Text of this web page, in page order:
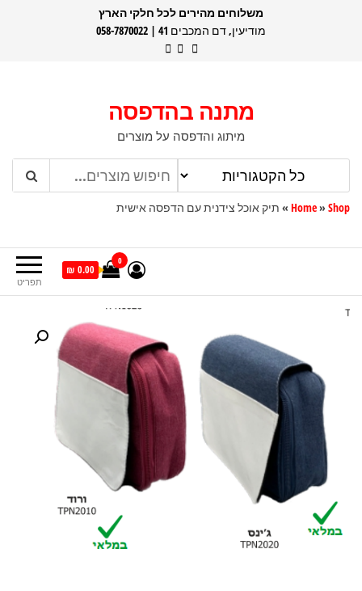
משלוחים מהירים לכל חלקי הארץ
מודיעין, דם המכבים 41 | 058-7870022
מתנה בהדפסה
מיתוג והדפסה על מוצרים
Home» Shop
» תיק אוכל צידנית עם הדפסה אישית
תפריט
0
0.00 ₪